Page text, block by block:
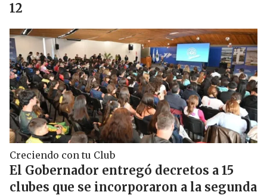
12
Creciendo con tu Club
El Gobernador entregó decretos a 15
clubes que se incorporaron a la segunda